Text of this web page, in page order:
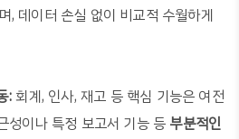
, 데이터 손실 없이 비교적 수월하게
: 회계, 인사,재고 등 핵심 기능은 여전
성이나 특정 보고서 기능 등 부분적인